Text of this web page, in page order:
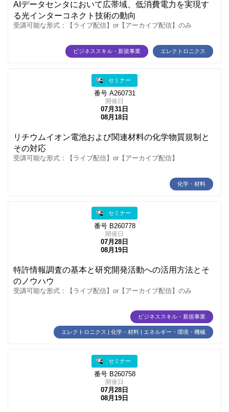
AIデータセンタにおいて広帯域、低消費電力を実現す
る光インターコネクト技術の動向
受講可能な形式：【ライブ配信】or【アーカイブ配信】のみ
ビジネススキル・新規事業 エレクトロニクス
セミナー
番号 A260731
開催日
07月31日
08月18日
リチウムイオン電池および関連材料の化学物質規制と
その対応
受講可能な形式：【ライブ配信】or【アーカイブ配信】
化学・材料
セミナー
番号 B260778
開催日
07月28日
08月19日
特許情報調査の基本と研究開発活動への活用方法とそ
のノウハウ
受講可能な形式：【ライブ配信】or【アーカイブ配信】のみ
ビジネススキル・新規事業
エレクトロニクス | 化学・材料 | エネルギー・環境・機械
セミナー
番号 B260758
開催日
07月28日
08月19日